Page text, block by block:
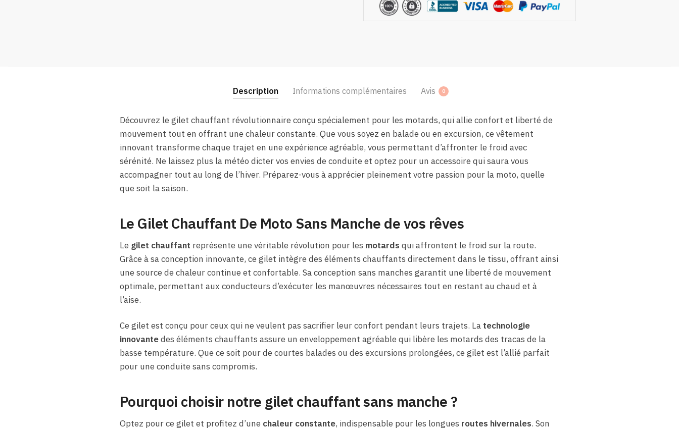
Description Informations complémentaires Avis 0
Découvrez le gilet chauffant révolutionnaire conçu spécialement pour les motards, qui allie confort et liberté de
mouvement tout en offrant une chaleur constante. Que vous soyez en balade ou en excursion, ce vêtement
innovant transforme chaque trajet en une expérience agréable, vous permettant d’affronter le froid avec
sérénité. Ne laissez plus la météo dicter vos envies de conduite et optez pour un accessoire qui saura vous
accompagner tout au long de l’hiver. Préparez-vous à apprécier pleinement votre passion pour la moto, quelle
que soit la saison.
Le Gilet Chauffant De Moto Sans Manche de vos rêves
Le gilet chauffant représente une véritable révolution pour les motards qui affrontent le froid sur la route.
Grâce à sa conception innovante, ce gilet intègre des éléments chauffants directement dans le tissu, offrant ainsi
une source de chaleur continue et confortable. Sa conception sans manches garantit une liberté de mouvement
optimale, permettant aux conducteurs d’exécuter les manœuvres nécessaires tout en restant au chaud et à
l’aise.
Ce gilet est conçu pour ceux qui ne veulent pas sacrifier leur confort pendant leurs trajets. La technologie
innovantedes éléments chauffants assure un enveloppement agréable qui libère les motards des tracas de la
basse température. Que ce soit pour de courtes balades ou des excursions prolongées, ce gilet est l’allié parfait
pour une conduite sans compromis.
Pourquoi choisir notre gilet chauffant sans manche ?
Optez pour ce gilet et profitez d’une chaleur constante, indispensable pour les longues routes hivernales. Son